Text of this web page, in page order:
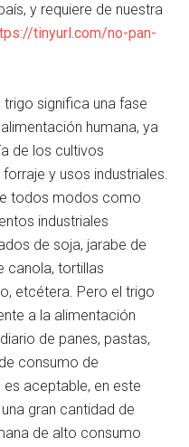
y requiere de nuestra
tinyurl.com/no-pan-
significa una fase
humana, ya
de los cultivos
y usos industriales.
todos modos como
industriales
de soja, jarabe de
canola, tortillas
etcétera. Pero el trigo
a la alimentación
de panes, pastas,
consumo de
aceptable, en este
gran cantidad de
de alto consumo